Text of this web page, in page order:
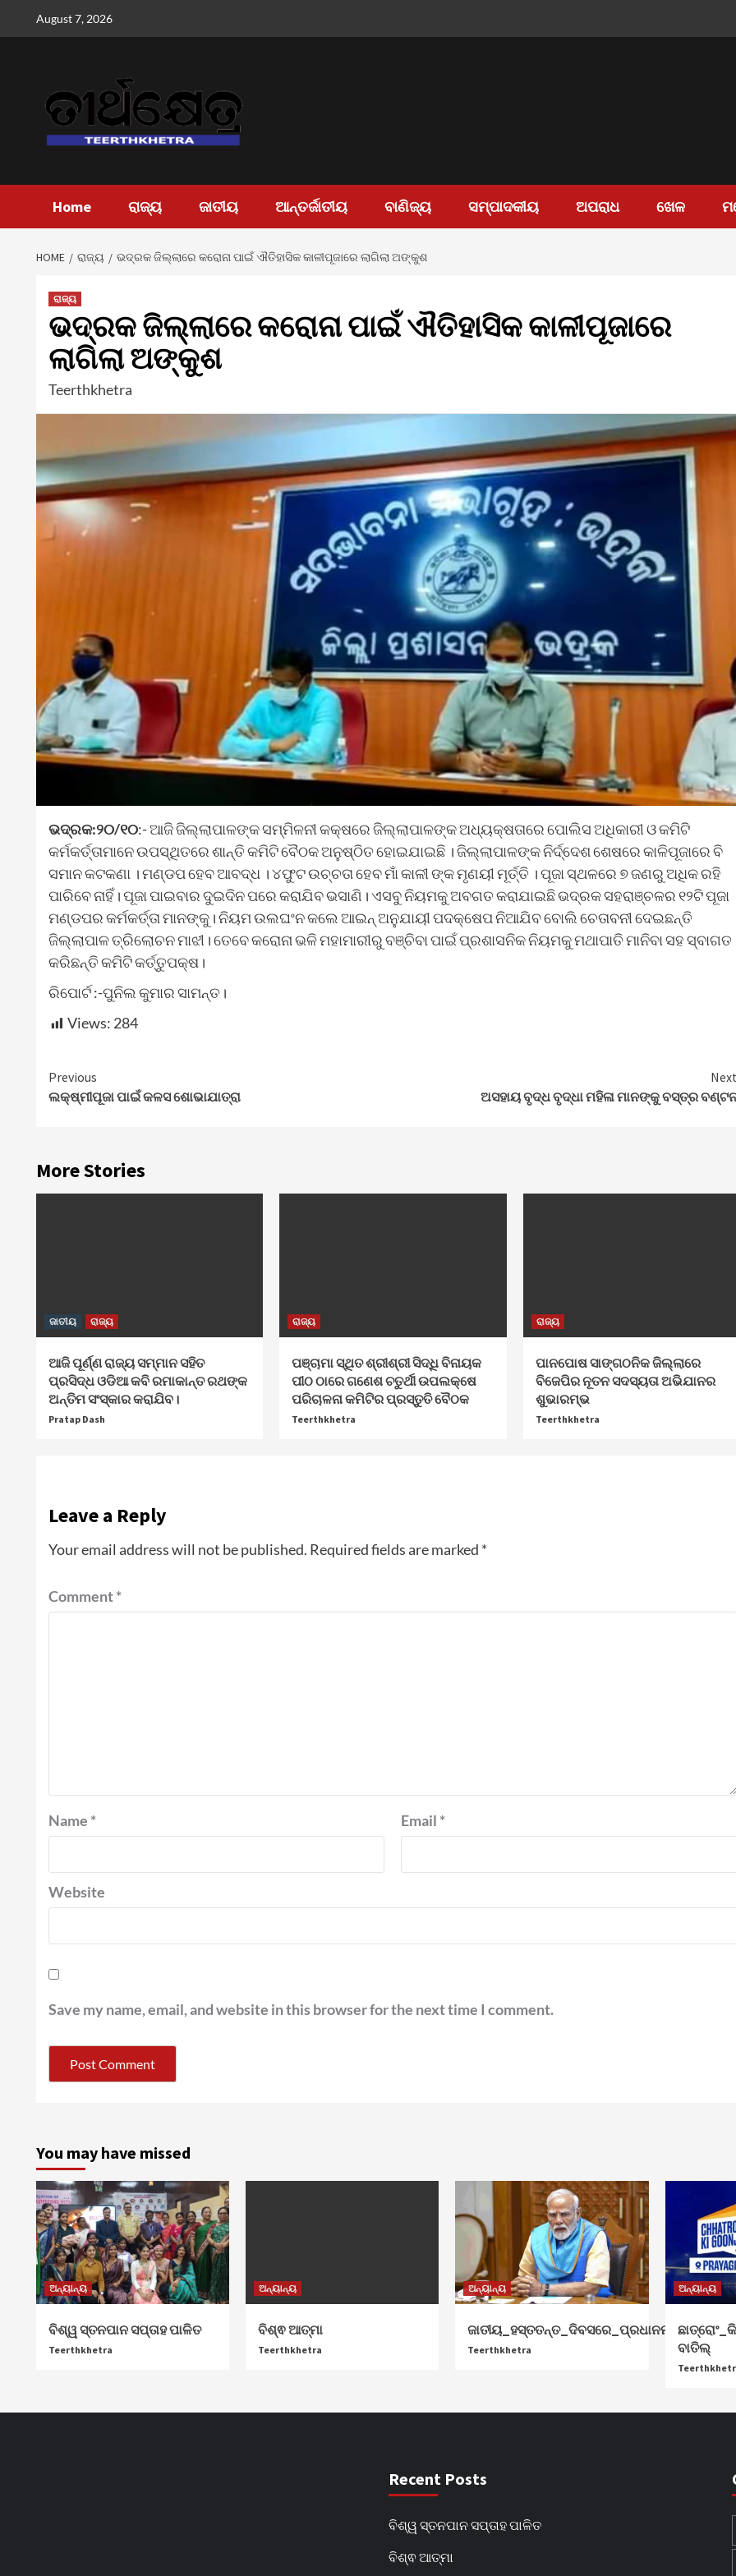
August 7, 2026
Home ରାଜ୍ୟ ଜାତୀୟ ଆନ୍ତର୍ଜାତୀୟ ବାଣିଜ୍ୟ ସମ୍ପାଦକୀୟ ଅପରାଧ ଖେଳ
HOME ରାଜ୍ୟ ଭଦ୍ରକ ଜିଲ୍ଲାରେ କରୋନା ପାଇଁ ଐତିହାସିକ କାଳୀପୂଜାରେ ଲାଗିଲା ଅଙ୍କୁଶ
ରାଜ୍ୟ
ଭଦ୍ରକ ଜିଲ୍ଲାରେ କରୋନା ପାଇଁ ଐତିହାସିକ କାଳୀପୂଜାରେ
ଲାଗିଲା ଅଙ୍କୁଶ
Teerthkhetra
ଭଦ୍ରକ:୨୦/୧୦:- ଆଜି ଜିଲ୍ଲାପାଳଙ୍କ ସମ୍ମିଳନୀ କକ୍ଷରେ ଜିଲ୍ଲାପାଳଙ୍କ ଅଧ୍ୟକ୍ଷତାରେ ପୋଲିସ ଅଧିକାରୀ ଓ କମିଟି
କର୍ମକର୍ତ୍ତାମାନେ ଉପସ୍ଥିତରେ ଶାନ୍ତି କମିଟି ବୈଠକ ଅନୁଷ୍ଠିତ ହୋଇଯାଇଛି । ଜିଲ୍ଲାପାଳଙ୍କ ନିର୍ଦ୍ଦେଶ ଶେଷରେ କାଳିପୂଜାରେ ବି
ସମାନ କଟକଣା । ମଣ୍ଡପ ହେବ ଆବଦ୍ଧ । ୪ଫୁଟ ଉଚ୍ଚତା ହେବ ମାଁ କାଳୀ ଙ୍କ ମୃଣୟୀ ମୂର୍ତ୍ତି । ପୂଜା ସ୍ଥଳରେ ୭ ଜଣରୁ ଅଧିକ ରହି
ପାରିବେ ନାହିଁ। ପୂଜା ପାଇବାର ଦୁଇଦିନ ପରେ କରାଯିବ ଭସାଣି। ଏସବୁ ନିୟମକୁ ଅବଗତ କରାଯାଇଛି ଭଦ୍ରକ ସହରାଞ୍ଚଳର ୧୨ଟି ପୂଜା
ମଣ୍ଡପର କର୍ମକର୍ତ୍ତା ମାନଙ୍କୁ। ନିୟମ ଉଲଘଂନ କଲେ ଆଇନ୍ ଅନୁଯାୟୀ ପଦକ୍ଷେପ ନିଆଯିବ ବୋଲି ଚେତାବନୀ ଦେଇଛନ୍ତି
ଜିଲ୍ଲାପାଳ ତ୍ରିଲୋଚନ ମାଝୀ। ତେବେ କରୋନା ଭଳି ମହାମାରୀରୁ ବଞ୍ଚିବା ପାଇଁ ପ୍ରଶାସନିକ ନିୟମକୁ ମଥାପାତି ମାନିବା ସହ ସ୍ବାଗତ
କରିଛନ୍ତି କମିଟି କର୍ତ୍ତୁପକ୍ଷ।
ରିପୋର୍ଟ :-ପୁନିଲ କୁମାର ସାମନ୍ତ।
Views: 284
Continue
Reading
Previous
ଲକ୍ଷ୍ମୀପୂଜା ପାଇଁ କଳସ ଶୋଭାଯାତ୍ରା
ଅସହାୟ ବୃଦ୍ଧ ବୃଦ୍ଧା ମହିଳା ମାନଙ୍କୁ ବସ୍ତ୍ର
More Stories
ଜାତୀୟ ରାଜ୍ୟ
ଆଜି ପୂର୍ଣ୍ଣ ରାଜ୍ୟ ସମ୍ମାନ ସହିତ
ପ୍ରସିଦ୍ଧ ଓଡିଆ କବି ରମାକାନ୍ତ ରଥଙ୍କ
ଅନ୍ତିମ ସଂସ୍କାର କରାଯିବ।
Pratap Dash
ରାଜ୍ୟ
ପଞ୍ଚାମା ସ୍ଥିତ ଶ୍ରୀଶ୍ରୀ ସିଦ୍ଧି ବିନାୟକ
ପୀଠ ଠାରେ ଗଣେଶ ଚତୁର୍ଥୀ ଉପଲକ୍ଷେ
ପରିଚାଳନା କମିଟିର ପ୍ରସ୍ତୁତି ବୈଠକ
Teerthkhetra
ରାଜ୍ୟ
ପାନପୋଷ ସାଙ୍ଗଠନିକ ଜିଲ୍ଲାରେ
ବିଜେପିର ନୂତନ ସଦସ୍ୟତା ଅଭିଯାନର
ଶୁଭାରମ୍ଭ
Teerthkhetra
Leave a Reply
Your email address will not be published. Required fields are marked *
Comment*
Name * Email *
Website
Save my name, email, and website in this browser for the next time I comment.
You may have missed
ଅନ୍ୟାନ୍ୟ
ବିଶ୍ୱ ସ୍ତନପାନ ସପ୍ତାହ ପାଳିତ
Teerthkhetra
ଅନ୍ୟାନ୍ୟ
ବିଶ୍ଵ ଆତ୍ମା
Teerthkhetra
ଅନ୍ୟାନ୍ୟ
Teerthkhetra
ଅନ୍ୟାନ୍ୟ
ବାତିଲ୍
Recent Posts
ବିଶ୍ୱ ସ୍ତନପାନ ସପ୍ତାହ ପାଳିତ
ବିଶ୍ଵ ଆତ୍ମା